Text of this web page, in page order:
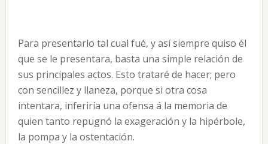
Para presentarlo tal cual fué, y así siempre quiso él
que se le presentara, basta una simple relación de
sus principales actos. Esto trataré de hacer; pero
con sencillez y llaneza, porque si otra cosa
intentara, inferiría una ofensa á la memoria de
quien tanto repugnó la exageración y la hipérbole,
la pompa y la ostentación.